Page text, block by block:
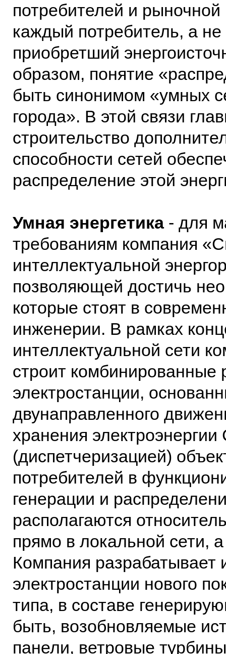
потребителей и
каждый потребитель, а
приобретший
образом, понятие
быть синонимом «умных
города». В этой связи
строительство
способности сетей
распределение этой
Умная энергетика- для
требованиям компания
интеллектуальной
позволяющей достичь
которые стоят в
инженерии. В рамках
интеллектуальной сети
строит
электростанции,
двунаправленного
хранения
(диспетчеризацией)
потребителей в
генерации и
располагаются
прямо в локальной сети,
Компания разрабатывает
электростанции нового
типа, в составе
быть, возобновляемые
панели, ветровые